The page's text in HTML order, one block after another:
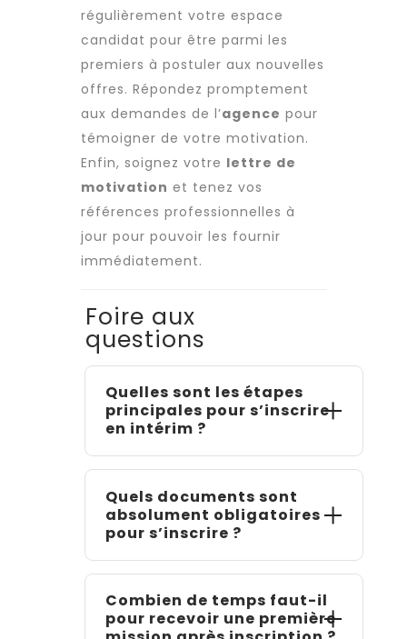
régulièrement votre espace
candidat pour être parmi les
premiers à postuler aux nouvelles
offres. Répondez promptement
aux demandes de l’agence pour
témoigner de votre motivation.
Enfin, soignez votre lettre de
motivation et tenez vos
références professionnelles à
jour pour pouvoir les fournir
immédiatement.
Foire aux
questions
Quelles sont les étapes
principales pour s’inscrire
en intérim ?
Le processus d’inscription suit
généralement cinq grandes
étapes: bien choisir son
agence , prendre un premier
et finaliser son dossier. Comme
l’a vécu un usager, cette
Quels documents sont
absolument obligatoires
pour s’inscrire ?
Pour que votrecandidature
soit validée, vous devez
impérativement fournir
plusieursdocuments. Il vous
Combien de temps faut-il
pour recevoir une première